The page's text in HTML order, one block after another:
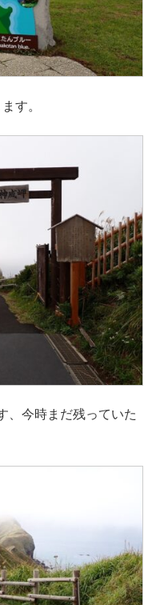
す。
、今時まだ残っていた